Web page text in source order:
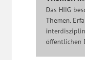
Das HIIG
Themen.
öffentlichen